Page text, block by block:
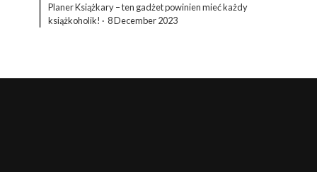
Planer Książkary – ten gadżet powinien mieć każdy
książkoholik! · 8 December 2023